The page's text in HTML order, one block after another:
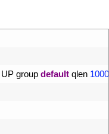
UP group default qlen 1000